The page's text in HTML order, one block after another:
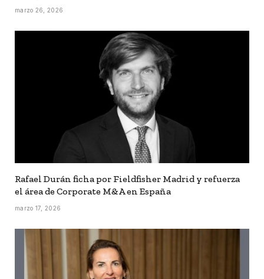
marzo 26, 2026
Rafael Durán ficha por Fieldfisher Madrid y refuerza
el área de Corporate M&A en España
marzo 17, 2026